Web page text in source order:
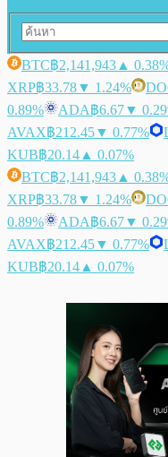
BTC฿2,141,943 ▲
XRP฿33.78▼ 1.24%
0.89%
ADA฿6.67▼
AVAX฿212.45▼ 0.77%
KUB฿20.14 ▲ 0.07%
BTC฿2,141,943 ▲
XRP฿33.78▼ 1.24%
0.89%
ADA฿6.67▼
AVAX฿212.45▼ 0.77%
KUB฿20.14 ▲ 0.07%